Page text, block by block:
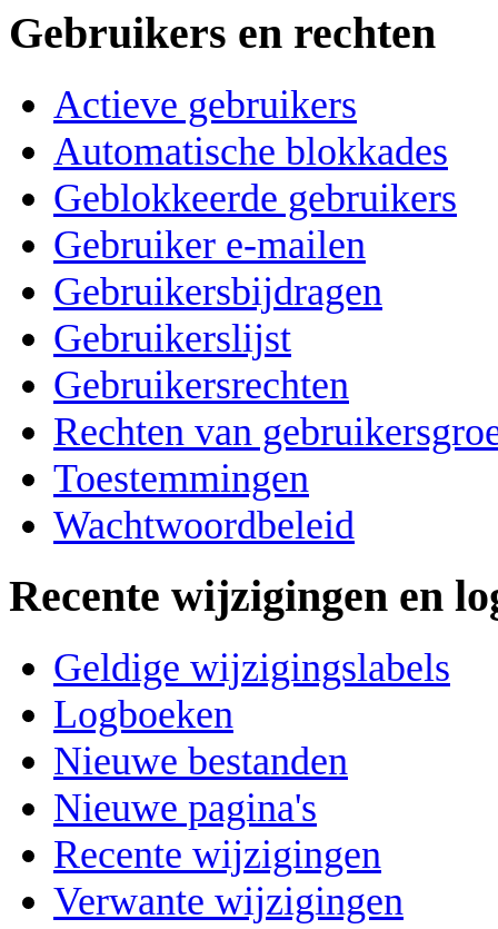
Gebruikers en rechten
Actieve gebruikers
Automatische blokkades
Geblokkeerde gebruikers
Gebruiker e-mailen
Gebruikersbijdragen
Gebruikerslijst
Gebruikersrechten
Rechten van
Toestemmingen
Wachtwoordbeleid
Recente wijzigingen en
Geldige wijzigingslabels
Logboeken
Nieuwe bestanden
Nieuwe pagina's
Recente wijzigingen
Verwante wijzigingen